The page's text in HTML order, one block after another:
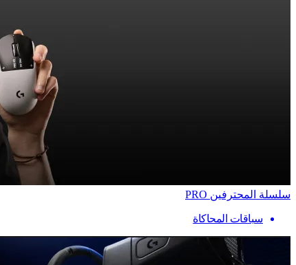
سلسلة المحترفين PRO
سباقات المحاكاة